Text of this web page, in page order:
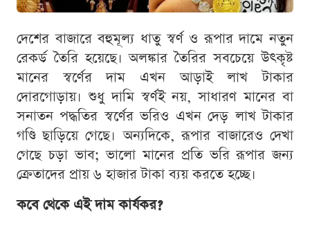
দেশের বাজারে বহুমূল্য ধাতু স্বর্ণ ও রূপার দামে নতুন
রেকর্ড তৈরি হয়েছে। অলঙ্কার তৈরির সবচেয়ে উৎকৃষ্ট
মানের স্বর্ণের দাম এখন আড়াই লাখ টাকার
দোরগোড়ায়। শুধু দামি স্বর্ণই নয়, সাধারণ মানের বা
সনাতন পদ্ধতির স্বর্ণের ভরিও এখন দেড় লাখ টাকার
গণ্ডি ছাড়িয়ে গেছে। অন্যদিকে, রূপার বাজারেও দেখা
গেছে চড়া ভাব; ভালো মানের প্রতি ভরি রূপার জন্য
ক্রেতাদের প্রায় ৬ হাজার টাকা ব্যয় করতে হচ্ছে।
কবে থেকে এই দাম কার্যকর?